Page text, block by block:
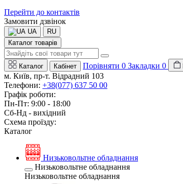
Перейти до контактів
Замовити дзвінок
UA
RU
Каталог товарів
Каталог Кабінет Порівняти 0 Закладки 0
м. Київ, пр-т. Відрадний 103
Телефони: +38(077) 637 50 00
Графік роботи:
Пн-Пт: 9:00 - 18:00
Сб-Нд - вихідний
Схема проїзду:
Каталог
Низьковольтне обладнання
Низьковольтне обладнання
Низьковольтне обладнання